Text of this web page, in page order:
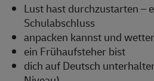
Lust hast durchzustarten –
Schulabschluss
anpacken kannst und
ein Frühaufsteher bist
dich auf Deutsch